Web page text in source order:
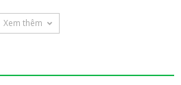
Xem thêm